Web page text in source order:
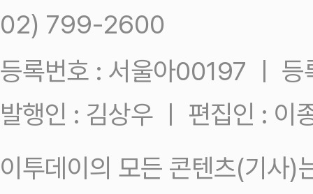
02) 799-2600
등록번호 : 서울아00197 ㅣ
발행인 : 김상우 ㅣ 편집인 : 이
이투데이의 모든 콘텐츠(기사)